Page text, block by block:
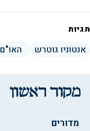
תגיות
אנטוניו גוטרש האו"ם
מדורים